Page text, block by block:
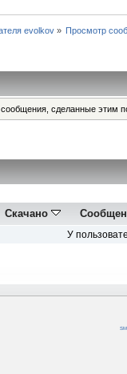
evolkov» Просмотр
сделанные этим
Скачано
У